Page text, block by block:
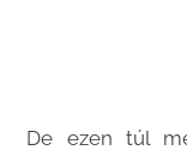
De ezen túl